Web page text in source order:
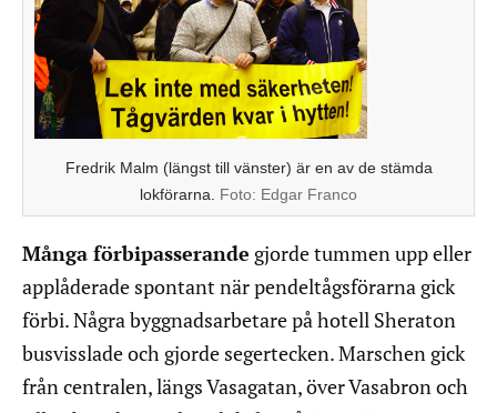
Fredrik Malm (längst till vänster) är en av de stämda
lokförarna. Foto: Edgar Franco
Många förbipasserande gjorde tummen upp eller
applåderade spontant när pendeltågsförarna gick
förbi. Några byggnadsarbetare på hotell Sheraton
busvisslade och gjorde segertecken. Marschen gick
från centralen, längs Vasagatan, över Vasabron och